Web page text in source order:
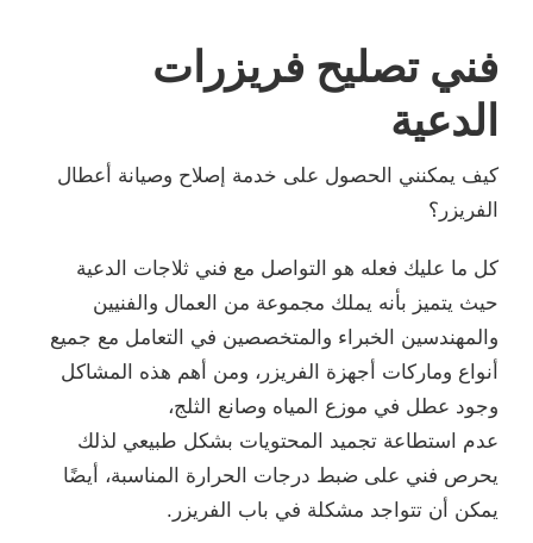
فني تصليح فريزرات
الدعية
كيف يمكنني الحصول على خدمة إصلاح وصيانة أعطال
الفريزر؟
كل ما عليك فعله هو التواصل مع فني ثلاجات الدعية
حيث يتميز بأنه يملك مجموعة من العمال والفنيين
والمهندسين الخبراء والمتخصصين في التعامل مع جميع
أنواع وماركات أجهزة الفريزر، ومن أهم هذه المشاكل
وجود عطل في موزع المياه وصانع الثلج،
عدم استطاعة تجميد المحتويات بشكل طبيعي لذلك
يحرص فني على ضبط درجات الحرارة المناسبة، أيضًا
يمكن أن تتواجد مشكلة في باب الفريزر.